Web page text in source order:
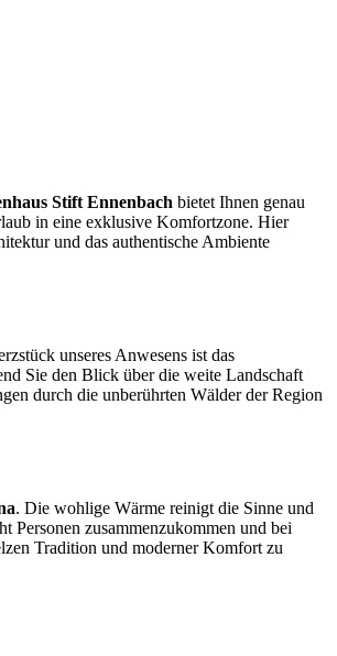
Stift Ennenbach bietet Ihnen genau
in eine exklusive Komfortzone. Hier
und das authentische Ambiente
unseres Anwesens ist das
Sie den Blick über die weite Landschaft
durch die unberührten Wälder der Region
. Die wohlige Wärme reinigt die Sinne und
Personen zusammenzukommen und bei
Tradition und moderner Komfort zu